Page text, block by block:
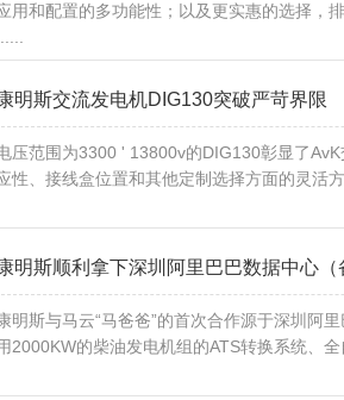
用和配置的多功能性；以及更实惠的选择，
明斯交流发电机DIG130突破严苛界限
压范围为3300 ' 13800v的DIG130彰显了
性、接线盒位置和其他定制选择方面的灵活
明斯顺利拿下深圳阿里巴巴数据中心
明斯与马云“马爸爸”的首次合作源于深圳阿
2000KW的柴油发电机组的ATS转换系统、